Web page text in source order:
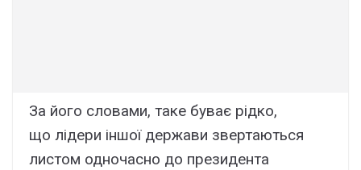
За його словами, таке буває рідко,
що лідери іншої держави звертаються
листом одночасно до президента